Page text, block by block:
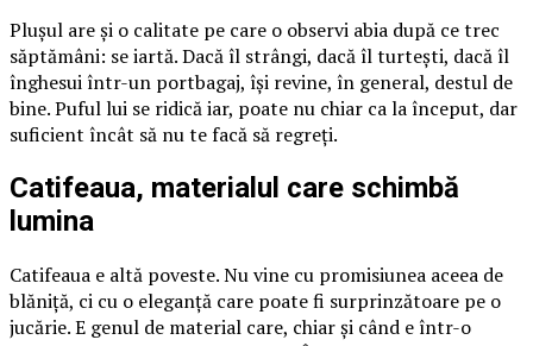
Plușul are și o calitate pe care o observi abia după ce trec
săptămâni: se iartă. Dacă îl strângi, dacă îl turtești, dacă îl
înghesui într-un portbagaj, își revine, în general, destul de
bine. Puful lui se ridică iar, poate nu chiar ca la început, dar
suficient încât să nu te facă să regreți.
Catifeaua, materialul care schimbă
lumina
Catifeaua e altă poveste. Nu vine cu promisiunea aceea de
blăniță, ci cu o eleganță care poate fi surprinzătoare pe o
jucărie. E genul de material care, chiar și când e într-o